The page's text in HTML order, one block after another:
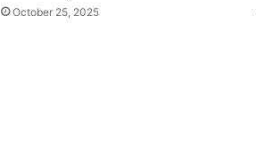
October 25, 2025